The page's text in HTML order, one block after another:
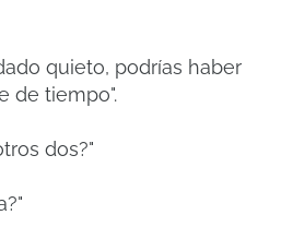
quieto, podrías haber
de tiempo".
dos?"